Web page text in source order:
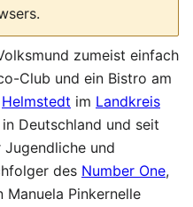
zumeist einfach
Club und ein Bistro am
Helmstedt im Landkreis
Deutschland und seit
und
des Number One,
Manuela Pinkernelle